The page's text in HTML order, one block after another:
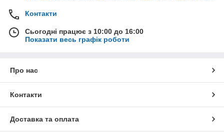
Контакти
Сьогодні працює з 10:00 до 16:00
Показати весь графік роботи
Про нас
Контакти
Доставка та оплата